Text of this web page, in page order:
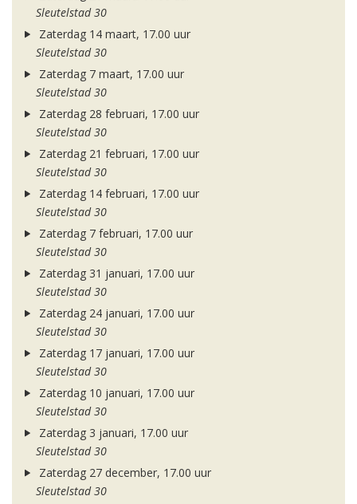
Sleutelstad 30
Zaterdag 14 maart, 17.00 uur
Sleutelstad 30
Zaterdag 7 maart, 17.00 uur
Sleutelstad 30
Zaterdag 28 februari, 17.00 uur
Sleutelstad 30
Zaterdag 21 februari, 17.00 uur
Sleutelstad 30
Zaterdag 14 februari, 17.00 uur
Sleutelstad 30
Zaterdag 7 februari, 17.00 uur
Sleutelstad 30
Zaterdag 31 januari, 17.00 uur
Sleutelstad 30
Zaterdag 24 januari, 17.00 uur
Sleutelstad 30
Zaterdag 17 januari, 17.00 uur
Sleutelstad 30
Zaterdag 10 januari, 17.00 uur
Sleutelstad 30
Zaterdag 3 januari, 17.00 uur
Sleutelstad 30
Zaterdag 27 december, 17.00 uur
Sleutelstad 30